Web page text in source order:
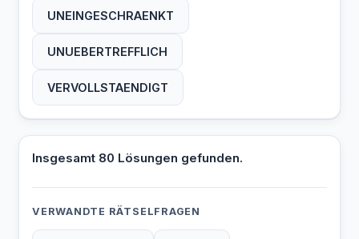
UNEINGESCHRAENKT
UNUEBERTREFFLICH
VERVOLLSTAENDIGT
Insgesamt 80 Lösungen gefunden.
VERWANDTE RÄTSELFRAGEN